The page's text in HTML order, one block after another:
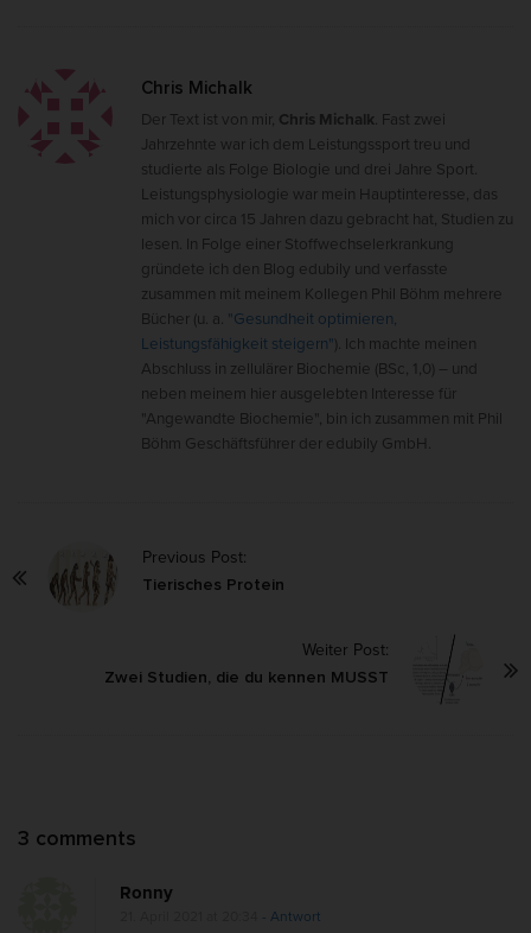
Chris Michalk
Der Text ist von mir, Chris Michalk. Fast zwei
Jahrzehnte war ich dem Leistungssport treu und
studierte als Folge Biologie und drei Jahre Sport.
Leistungsphysiologie war mein Hauptinteresse, das
mich vor circa 15 Jahren dazu gebracht hat, Studien zu
lesen. In Folge einer Stoffwechselerkrankung
gründete ich den Blog edubily und verfasste
zusammen mit meinem Kollegen Phil Böhm mehrere
Bücher (u. a. "Gesundheit optimieren,
Leistungsfähigkeit steigern"). Ich machte meinen
Abschluss in zellulärer Biochemie (BSc, 1,0) – und
neben meinem hier ausgelebten Interesse für
"Angewandte Biochemie", bin ich zusammen mit Phil
Böhm Geschäftsführer der edubily GmbH.
Previous Post:
Tierisches Protein
Weiter Post:
Zwei Studien, die du kennen MUSST
3 comments
T
Ronny
- Antwort